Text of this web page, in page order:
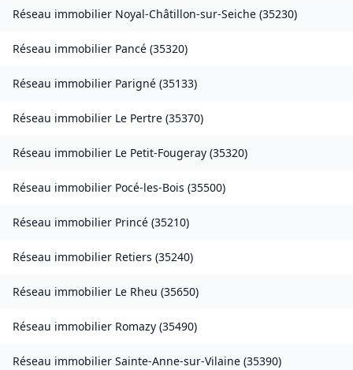
Réseau immobilier Noyal-Châtillon-sur-Seiche (35230)
Réseau immobilier Pancé (35320)
Réseau immobilier Parigné (35133)
Réseau immobilier Le Pertre (35370)
Réseau immobilier Le Petit-Fougeray (35320)
Réseau immobilier Pocé-les-Bois (35500)
Réseau immobilier Princé (35210)
Réseau immobilier Retiers (35240)
Réseau immobilier Le Rheu (35650)
Réseau immobilier Romazy (35490)
Réseau immobilier Sainte-Anne-sur-Vilaine (35390)